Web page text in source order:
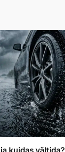
kuidas vältida?